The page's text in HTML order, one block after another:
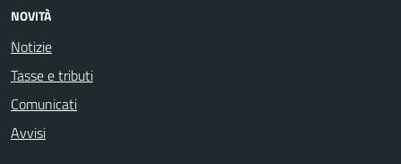
NOVITÀ
Notizie
Tasse e tributi
Comunicati
Avvisi